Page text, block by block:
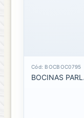
Cód: BOCBOC0795
BOCINAS